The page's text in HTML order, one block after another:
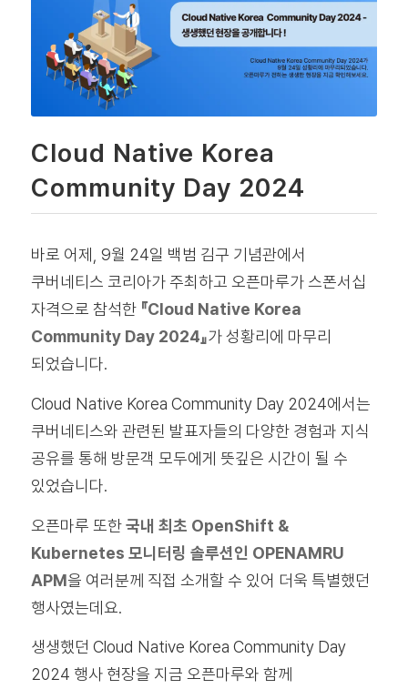
Cloud Native Korea
Community Day 2024
바로 어제, 9월 24일 백범 김구 기념관에서
쿠버네티스 코리아가 주최하고 오픈마루가 스폰서십
자격으로 참석한『Cloud Native Korea
Community Day 2024』가 성황리에 마무리
되었습니다.
Cloud Native Korea Community Day 2024에서는
쿠버네티스와 관련된 발표자들의 다양한 경험과 지식
공유를 통해 방문객 모두에게 뜻깊은 시간이 될 수
있었습니다.
오픈마루 또한국내 최초 OpenShift &
Kubernetes 모니터링 솔루션인 OPENAMRU
APM을 여러분께 직접 소개할 수 있어 더욱 특별했던
행사였는데요.
생생했던 Cloud Native Korea Community Day
2024 행사 현장을 지금 오픈마루와 함께